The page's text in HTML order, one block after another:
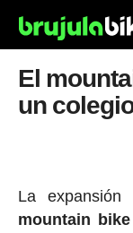
El
un
La
mountain bike